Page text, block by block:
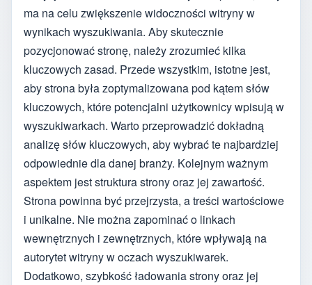
ma na celu zwiększenie widoczności witryny w
wynikach wyszukiwania. Aby skutecznie
pozycjonować stronę, należy zrozumieć kilka
kluczowych zasad. Przede wszystkim, istotne jest,
aby strona była zoptymalizowana pod kątem słów
kluczowych, które potencjalni użytkownicy wpisują w
wyszukiwarkach. Warto przeprowadzić dokładną
analizę słów kluczowych, aby wybrać te najbardziej
odpowiednie dla danej branży. Kolejnym ważnym
aspektem jest struktura strony oraz jej zawartość.
Strona powinna być przejrzysta, a treści wartościowe
i unikalne. Nie można zapominać o linkach
wewnętrznych i zewnętrznych, które wpływają na
autorytet witryny w oczach wyszukiwarek.
Dodatkowo, szybkość ładowania strony oraz jej